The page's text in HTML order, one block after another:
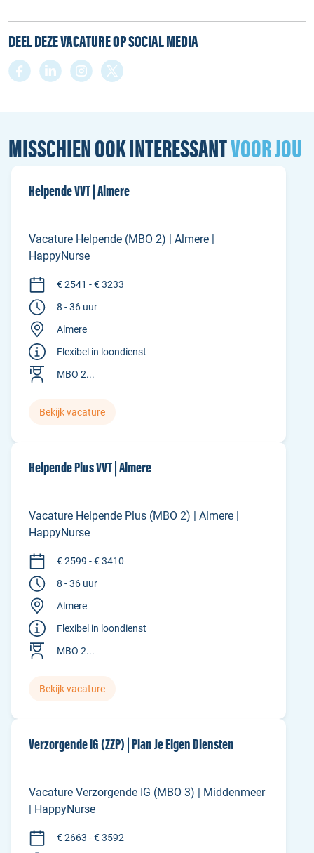
DEEL DEZE VACATURE OP SOCIAL MEDIA
MISSCHIEN OOK INTERESSANTVOOR JOU
Helpende VVT | Almere
Vacature Helpende (MBO 2) | Almere |
HappyNurse
€ 2541 - € 3233
8 - 36 uur
Almere
Flexibel in loondienst
MBO 2...
Bekijk vacature
Helpende Plus VVT | Almere
Vacature Helpende Plus (MBO 2) | Almere |
HappyNurse
€ 2599 - € 3410
8 - 36 uur
Almere
Flexibel in loondienst
MBO 2...
Bekijk vacature
Verzorgende IG (ZZP) | Plan Je Eigen Diensten
Vacature Verzorgende IG (MBO 3) | Middenmeer
| HappyNurse
€ 2663 - € 3592